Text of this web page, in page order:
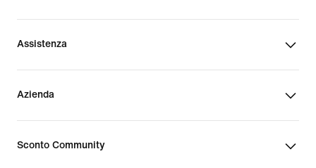
Assistenza
Azienda
Sconto Community